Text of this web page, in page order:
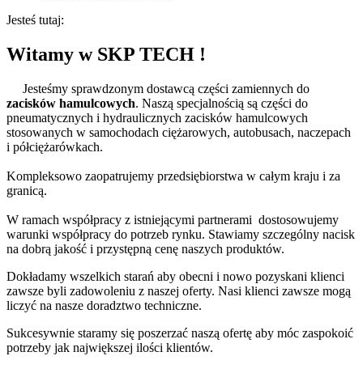
Jesteś tutaj:
Witamy w SKP TECH !
Jesteśmy sprawdzonym dostawcą części zamiennych do
zacisków hamulcowych. Naszą specjalnością są części do
pneumatycznych i hydraulicznych zacisków hamulcowych
stosowanych w samochodach ciężarowych, autobusach, naczepach
i półciężarówkach.
Kompleksowo zaopatrujemy przedsiębiorstwa w całym kraju i za
granicą.
W ramach współpracy z istniejącymi partnerami dostosowujemy
warunki współpracy do potrzeb rynku. Stawiamy szczególny nacisk
na dobrą jakość i przystępną cenę naszych produktów.
Dokładamy wszelkich starań aby obecni i nowo pozyskani klienci
zawsze byli zadowoleniu z naszej oferty. Nasi klienci zawsze mogą
liczyć na nasze doradztwo techniczne.
Sukcesywnie staramy się poszerzać naszą ofertę aby móc zaspokoić
potrzeby jak największej ilości klientów.